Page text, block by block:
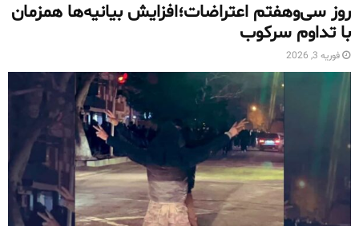
روز سی‌وهفتم اعتراضات؛افزایش بیانیه‌ها همزمان
با تداوم سرکوب
فوریه 3, 2026